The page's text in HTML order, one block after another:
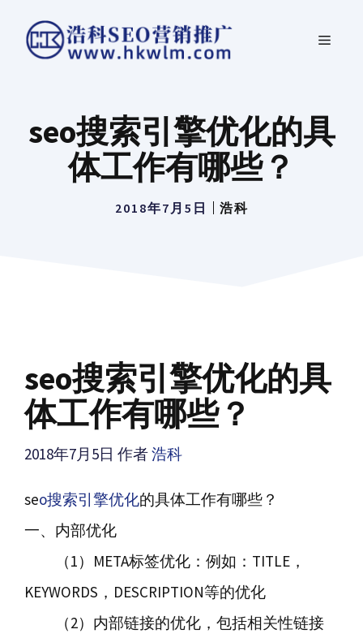
菜
seo搜索引擎优化的具
体工作有哪些？
2018年7月5日 浩科
seo搜索引擎优化的具
体工作有哪些？
2018年7月5日 作者浩科
seo搜索引擎优化的具体工作有哪些？
一、内部优化
（1）META标签优化：例如：TITLE，
KEYWORDS，DESCRIPTION等的优化
（2）内部链接的优化，包括相关性链接